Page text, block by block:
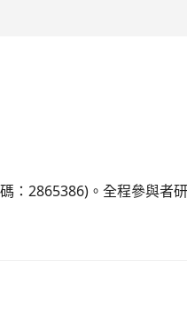
2865386)。全程參與者